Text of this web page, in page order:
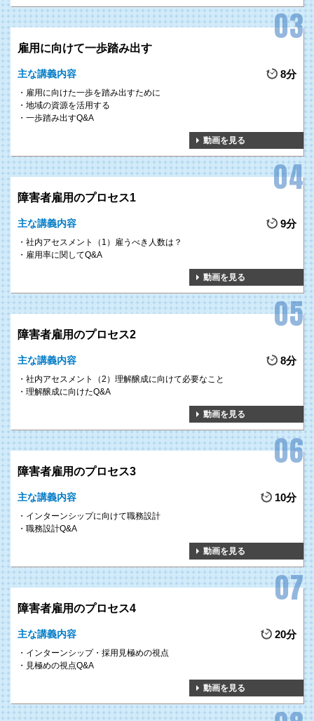
雇用に向けて一歩踏み出す
主な講義内容 8分
雇用に向けた一歩を踏み出すために
地域の資源を活用する
一歩踏み出すQ&A
動画を見る
障害者雇用のプロセス1
主な講義内容 9分
社内アセスメント（1）雇うべき人数は？
雇用率に関してQ&A
動画を見る
障害者雇用のプロセス2
主な講義内容 8分
社内アセスメント（2）理解醸成に向けて必要なこと
理解醸成に向けたQ&A
動画を見る
障害者雇用のプロセス3
主な講義内容 10分
インターンシップに向けて職務設計
職務設計Q&A
動画を見る
障害者雇用のプロセス4
主な講義内容 20分
インターンシップ・採用見極めの視点
見極めの視点Q&A
動画を見る